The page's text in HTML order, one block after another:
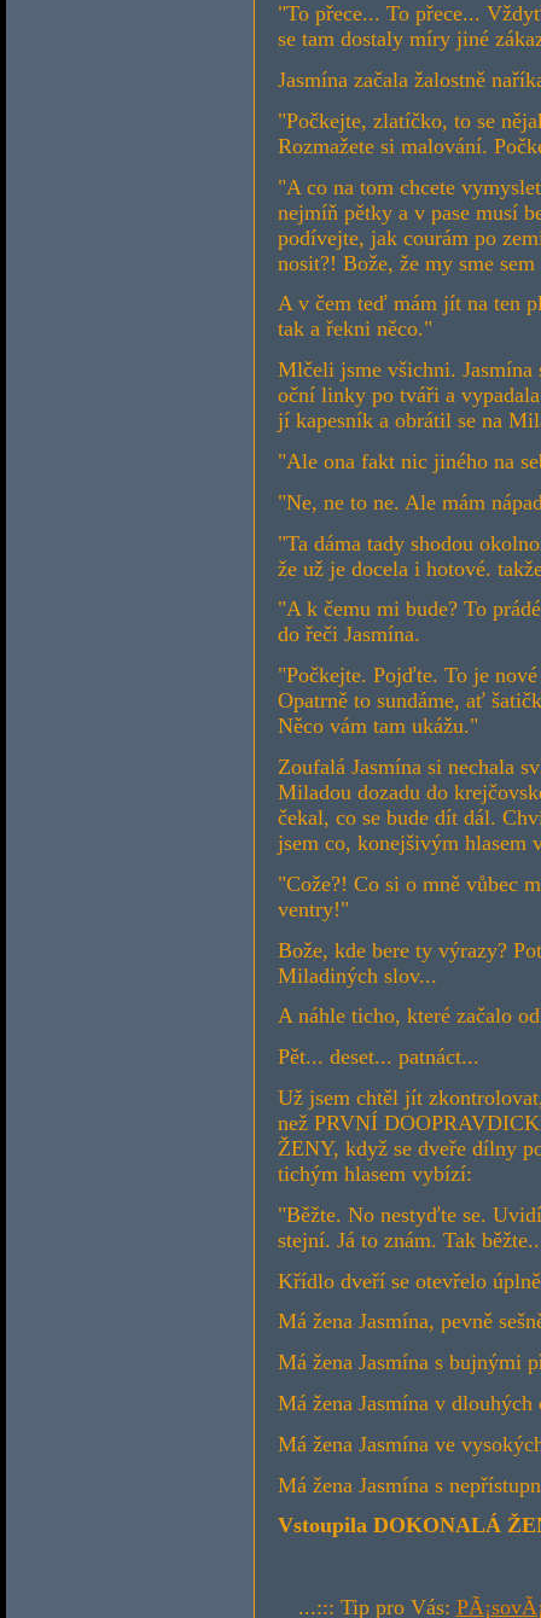
"To přece... To přece...
se tam dostaly míry jiné
Jasmína začala žalostně
"Počkejte, zlatíčko, to se
Rozmažete si malování.
"A co na tom chcete
nejmíň pětky a v pase musí
podívejte, jak courám po
nosit?! Bože, že my sme
A v čem teď mám jít na ten
tak a řekni něco."
Mlčeli jsme všichni.
oční linky po tváři a
jí kapesník a obrátil se na
"Ale ona fakt nic jiného na
"Ne, ne to ne. Ale mám
"Ta dáma tady shodou
že už je docela i hotové.
"A k čemu mi bude? To
do řeči Jasmína.
"Počkejte. Pojďte. To je
Opatrně to sundáme, ať
Něco vám tam ukážu."
Zoufalá Jasmína si nechala
Miladou dozadu do
čekal, co se bude dít dál.
jsem co, konejšivým hlasem
"Cože?! Co si o mně vůbec
ventry!"
Bože, kde bere ty výrazy?
Miladiných slov...
A náhle ticho, které začalo
Pět... deset... patnáct...
Už jsem chtěl jít
než PRVNÍ
ŽENY, když se dveře dílny
tichým hlasem vybízí:
"Běžte. No nestyďte se.
stejní. Já to znám. Tak
Křídlo dveří se otevřelo
Má žena Jasmína, pevně
Má žena Jasmína s bujnými
Má žena Jasmína v
Má žena Jasmína ve
Má žena Jasmína s
Vstoupila DOKONALÁ
...::: Tip pro Vás: